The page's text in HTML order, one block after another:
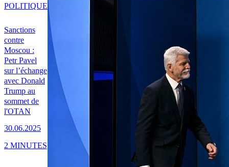
Sanctions
contre
Moscou :
Petr Pavel
sur l’échange
avec Donald
Trump au
sommet de
l'OTAN
30.06.2025
POLITIQUE
2 MINUTES